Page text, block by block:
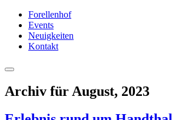
Forellenhof
Events
Neuigkeiten
Kontakt
Archiv für August, 2023